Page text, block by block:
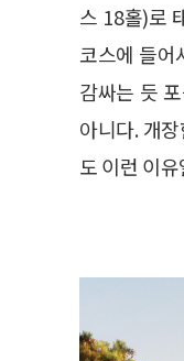
스 18홀)로
코스에 들어
감싸는 듯
아니다. 개
도 이런 이